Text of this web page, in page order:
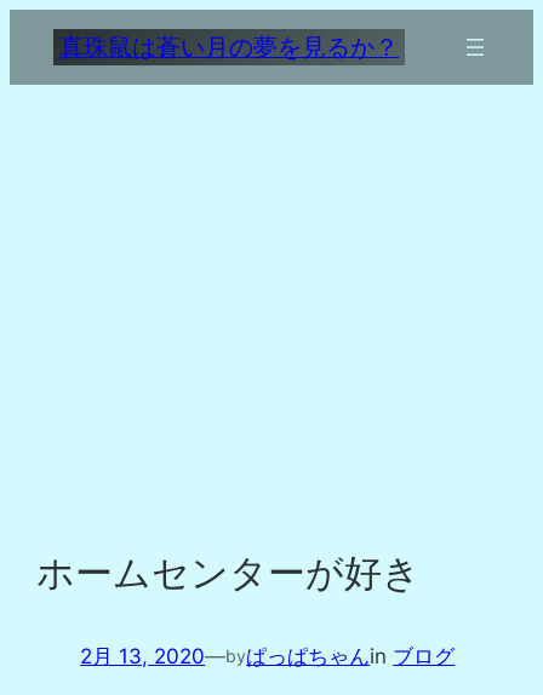
を
真珠鼠は蒼い月の夢を見るか？
ホームセンターが好き
2月 13, 2020—byぱっぱちゃんin ブログ